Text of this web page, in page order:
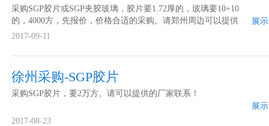
采购SGP胶片或SGP夹胶玻璃，胶片要1.72厚的，玻璃要10+10
的，4000方，先报价，价格合适的采购。请郑州周边可以提供
的厂家联系！
展
2017-09-11
徐州采购-SGP胶片
采购SGP胶片，要2万方。请可以提供的厂家联系！
展
2017-08-23